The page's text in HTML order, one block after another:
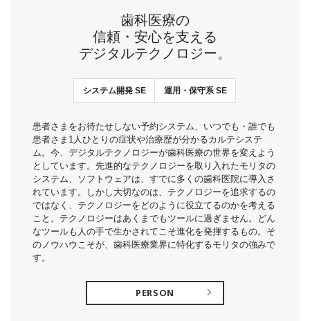
歯科医療の
信頼・安心を支える
デジタルテクノロジー。
システム開発 SE 運用・保守系 SE
患者さまをお待たせしない予約システム、いつでも・誰でも
患者さま1人ひとりの症状や治療歴が分かるカルテシステ
ム。今、デジタルテクノロジーが歯科医療の世界を変えよう
としています。先進的なテクノロジーを取り入れたモリタの
システム、ソフトウェアは、すでに多くの歯科医院に導入さ
れています。しかし大切なのは、テクノロジーを追求するの
ではなく、テクノロジーをどのように役立てるのかを考える
こと。テクノロジーはあくまでもツールに過ぎません。どん
なツールも人の手で生かされてこそ進化を発揮するもの。そ
のノウハウこそが、歯科医療業界に特化するモリタの強みで
す。
PERSON